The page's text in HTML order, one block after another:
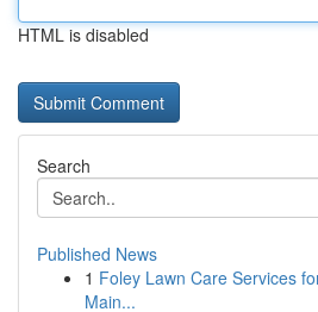
HTML is disabled
Search
Published News
1 Foley Lawn Care Services
Main...